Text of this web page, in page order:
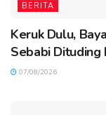
BERITA
Keruk Dulu,
Sebabi Dituding
07/08/2026